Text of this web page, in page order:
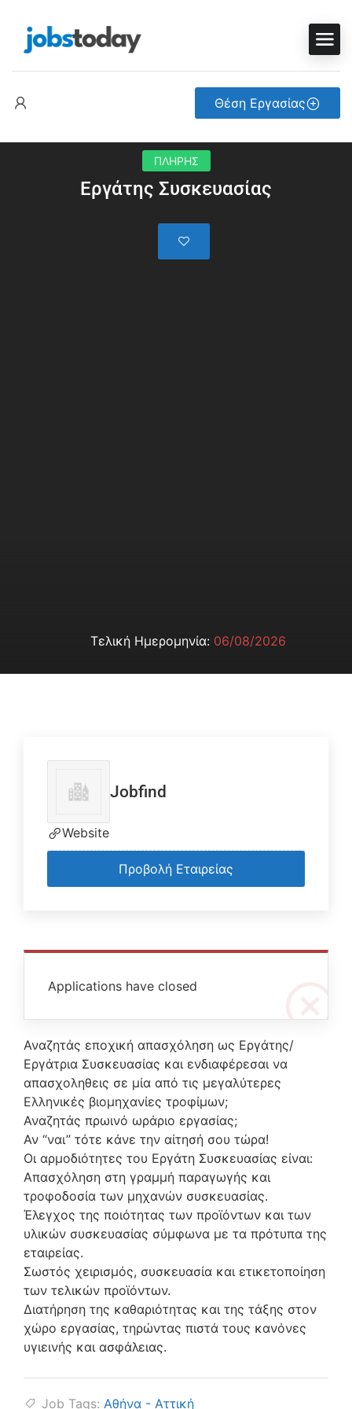
Θέση Εργασίας
ΠΛΗΡΗΣ
Εργάτης Συσκευασίας
Τελική Ημερομηνία: 06/08/2026
Applications have closed
Αναζητάς εποχική απασχόληση ως Εργάτης/
Εργάτρια Συσκευασίας και ενδιαφέρεσαι να
απασχοληθεις σε μία από τις μεγαλύτερες
Ελληνικές βιομηχανίες τροφίμων;
Αναζητάς πρωινό ωράριο εργασίας;
Αν “ναι” τότε κάνε την αίτησή σου τώρα!
Οι αρμοδιότητες του Εργάτη Συσκευασίας είναι:
Απασχόληση στη γραμμή παραγωγής και
τροφοδοσία των μηχανών συσκευασίας.
Έλεγχος της ποιότητας των προϊόντων και των
υλικών συσκευασίας σύμφωνα με τα πρότυπα της
εταιρείας.
Σωστός χειρισμός, συσκευασία και ετικετοποίηση
των τελικών προϊόντων.
Διατήρηση της καθαριότητας και της τάξης στον
χώρο εργασίας, τηρώντας πιστά τους κανόνες
υγιεινής και ασφάλειας.
Job Tags: Αθήνα - Αττική
Jobfind
Website
Προβολή Εταιρείας